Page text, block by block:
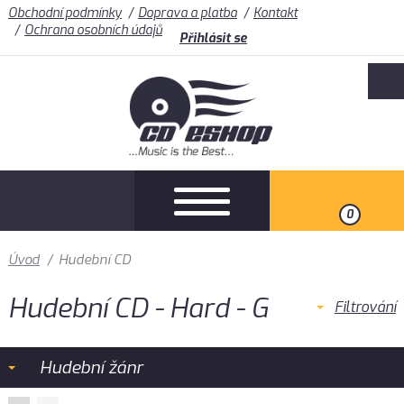
Obchodní podmínky Doprava a platba
Kontakt
Ochrana osobních údajů
Přihlásit se
0
Úvod / Hudební CD
Hudební CD - Hard - G Filtrování
Hudební žánr